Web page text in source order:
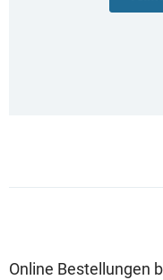
Online Bestellungen